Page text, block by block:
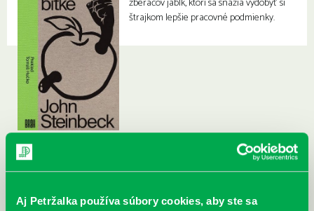
Aj Petržalka používa súbory cookies, aby ste sa
zberačov jabĺk, ktorí sa snažia vydobyť si
štrajkom lepšie pracovné podmienky.